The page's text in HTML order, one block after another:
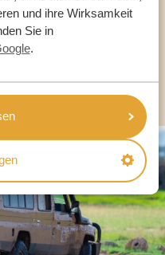
und ihre Wirksamkeit
Sie in
.
1850 795